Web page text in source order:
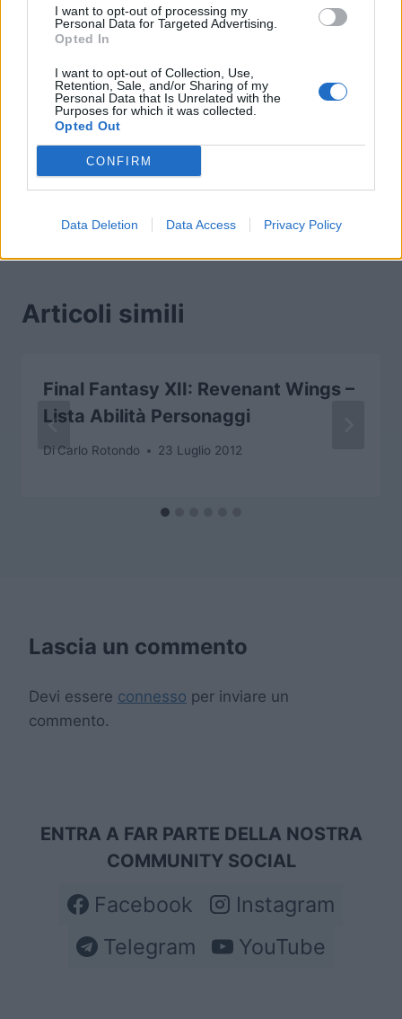
I want to opt-out of processing my
Personal Data for Targeted Advertising.
Opted In
I want to opt-out of Collection, Use,
Retention, Sale, and/or Sharing of my
Personal Data that Is Unrelated with the
Purposes for which it was collected.
Opted Out
CONFIRM
Data Deletion Data Access Privacy Policy
supremo
completate
Navigazione
articoli
PRECEDENTE
Final Fantasy XII:
Revenant Wings –
Lista Sintesi
Final Fantasy XII:
Lista Accessori
Articoli simili
Final Fantasy XII: Revenant Wings –
Lista Abilità Personaggi
Di Carlo Rotondo 23 Luglio 2012
Lascia un commento
Devi essere connesso per inviare un
commento.
ENTRA A FAR PARTE DELLA NOSTRA
COMMUNITY SOCIAL
Facebook
Instagram
Telegram
YouTube